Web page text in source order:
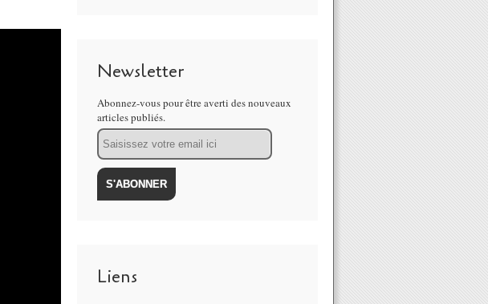
Newsletter
Abonnez-vous pour être averti des nouveaux
articles publiés.
Email
Liens